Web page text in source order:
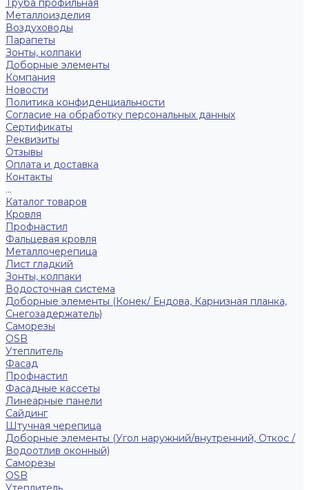
Труба профильная
Металлоизделия
Воздуховоды
Парапеты
Зонты, колпаки
Доборные элементы
Компания
Новости
Политика конфиденциальности
Согласие на обработку персональных данных
Сертификаты
Реквизиты
Отзывы
Оплата и доставка
Контакты
...
Каталог товаров
Кровля
Профнастил
Фальцевая кровля
Металлочерепица
Лист гладкий
Зонты, колпаки
Водосточная система
Доборные элементы (Конек/ Ендова, Карнизная планка,
Снегозадержатель)
Саморезы
ОSB
Утеплитель
Фасад
Профнастил
Фасадные кассеты
Линеарные панели
Сайдинг
Штучная черепица
Доборные элементы (Угол наружний/внутренний, Откос /
Водоотлив оконный)
Саморезы
OSB